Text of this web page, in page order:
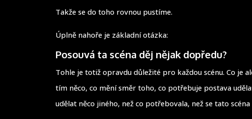
Takže se do toho rovnou pustíme.
Úplně nahoře je základní otázka:
Posouvá ta scéna děj nějak dopředu?
Tohle je totiž opravdu důležité pro každou scénu. Co je
tím něco, co mění směr toho, co potřebuje postava
udělat něco jiného, než co potřebovala, než se tato scéna